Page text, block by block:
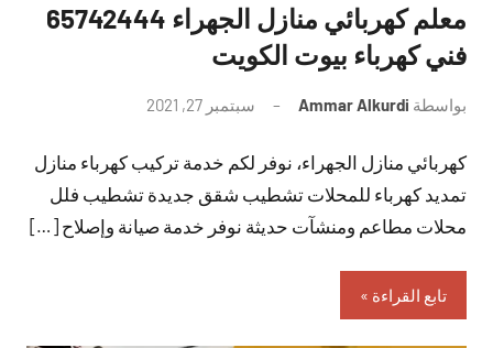
معلم كهربائي منازل الجهراء 65742444
فني كهرباء بيوت الكويت
بواسطة Ammar Alkurdi سبتمبر 27, 2021
تعليقات
كهربائي منازل الجهراء، نوفر لكم خدمة تركيب كهرباء منازل
تمديد كهرباء للمحلات تشطيب شقق جديدة تشطيب فلل
محلات مطاعم ومنشآت حديثة نوفر خدمة صيانة وإصلاح […]
تابع القراءة